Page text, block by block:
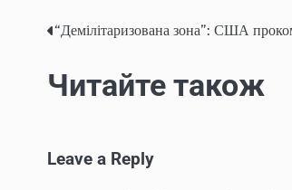
Post
navigation
“Демілітаризована зона”: США
Читайте також
Leave a Reply